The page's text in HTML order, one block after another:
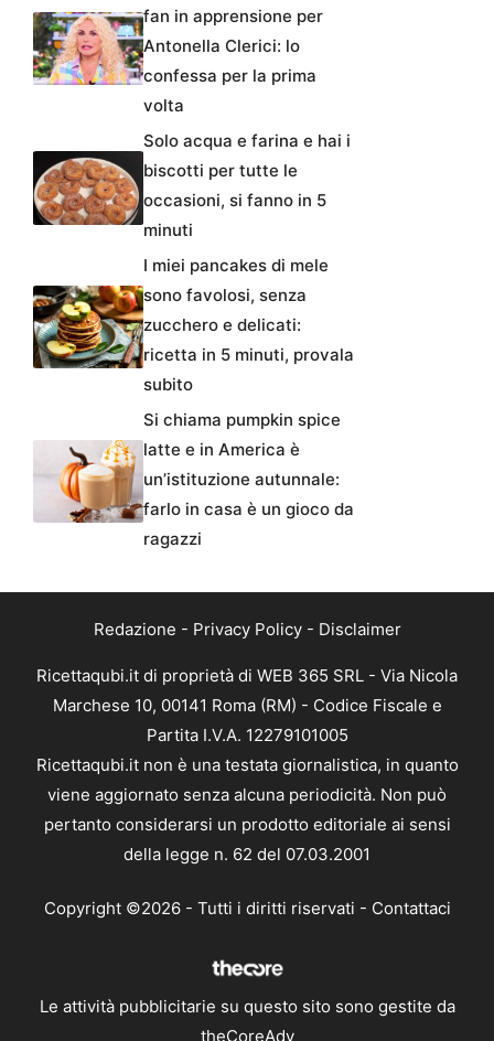
fan in apprensione per
Antonella Clerici: lo
confessa per la prima
volta
Solo acqua e farina e hai i
biscotti per tutte le
occasioni, si fanno in 5
minuti
I miei pancakes di mele
sono favolosi, senza
zucchero e delicati:
ricetta in 5 minuti, provala
subito
Si chiama pumpkin spice
latte e in America è
un’istituzione autunnale:
farlo in casa è un gioco da
ragazzi
Redazione - Privacy Policy- Disclaimer
Ricettaqubi.it di proprietà di WEB 365 SRL - Via Nicola
Marchese 10, 00141 Roma (RM) - Codice Fiscale e
Partita I.V.A. 12279101005
Ricettaqubi.it non è una testata giornalistica, in quanto
viene aggiornato senza alcuna periodicità. Non può
pertanto considerarsi un prodotto editoriale ai sensi
della legge n. 62 del 07.03.2001
Copyright ©2026 - Tutti i diritti riservati - Contattaci
Le attività pubblicitarie su questo sito sono gestite da
theCoreAdv